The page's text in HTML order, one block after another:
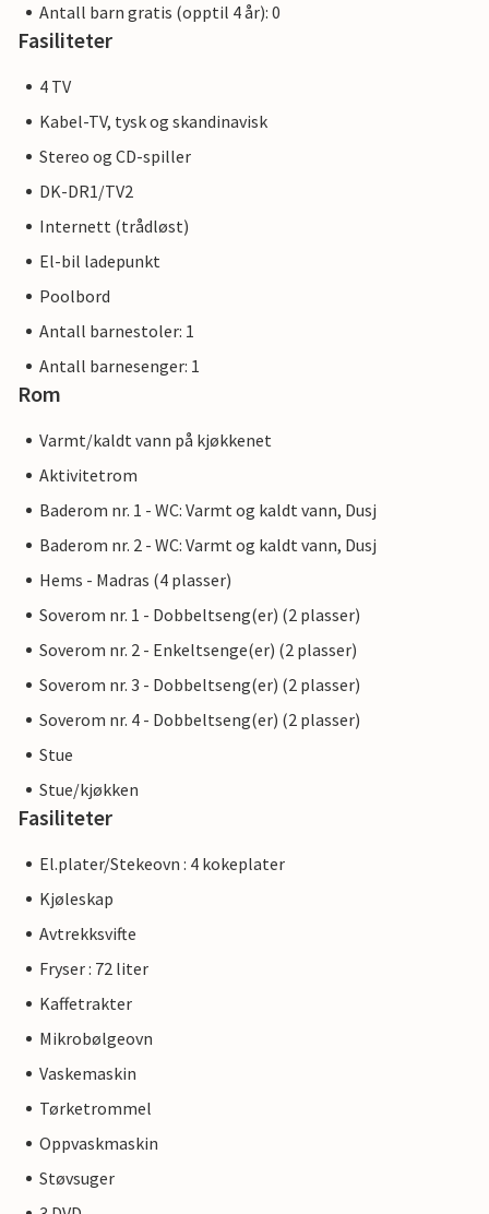
Antall barn gratis (opptil 4 år): 0
Fasiliteter
4 TV
Kabel-TV, tysk og skandinavisk
Stereo og CD-spiller
DK-DR1/TV2
Internett (trådløst)
El-bil ladepunkt
Poolbord
Antall barnestoler: 1
Antall barnesenger: 1
Rom
Varmt/kaldt vann på kjøkkenet
Aktivitetrom
Baderom nr. 1 - WC: Varmt og kaldt vann, Dusj
Baderom nr. 2 - WC: Varmt og kaldt vann, Dusj
Hems - Madras (4 plasser)
Soverom nr. 1 - Dobbeltseng(er) (2 plasser)
Soverom nr. 2 - Enkeltsenge(er) (2 plasser)
Soverom nr. 3 - Dobbeltseng(er) (2 plasser)
Soverom nr. 4 - Dobbeltseng(er) (2 plasser)
Stue
Stue/kjøkken
Fasiliteter
El.plater/Stekeovn : 4 kokeplater
Kjøleskap
Avtrekksvifte
Fryser : 72 liter
Kaffetrakter
Mikrobølgeovn
Vaskemaskin
Tørketrommel
Oppvaskmaskin
Støvsuger